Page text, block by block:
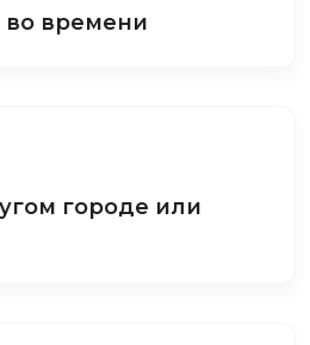
времени
городе или